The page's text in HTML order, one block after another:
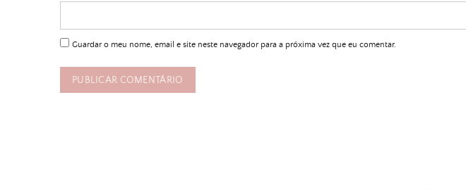
Guardar o meu nome, email e site neste navegador para a próxima vez que eu comentar.